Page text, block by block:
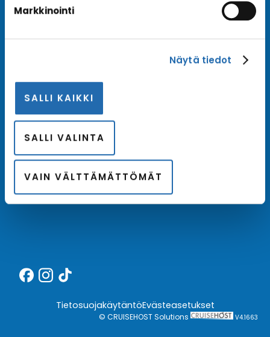
Markkinointi
Näytä tiedot
SALLI KAIKKI
SALLI VALINTA
VAIN VÄLTTÄMÄTTÖMÄT
Usein kysyttyä
Meistä
Kotimainen asiantuntija
Hintatakuu
Finnair Plus
TietosuojakäytäntöEvästeasetukset
© CRUISEHOST Solutions V4.1663